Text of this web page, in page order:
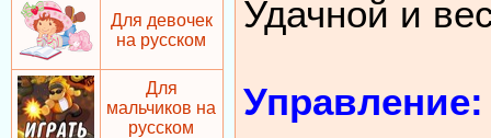
Для девочек
на русском
Для
мальчиков на
русском
Удачной и
Управление: